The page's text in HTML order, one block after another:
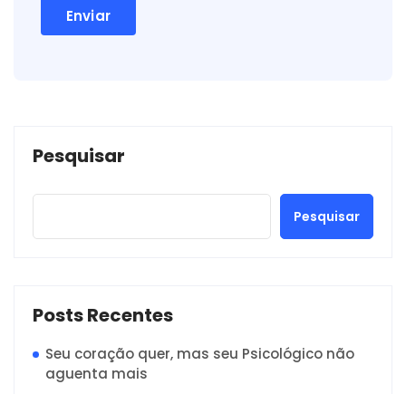
Pesquisar
Pesquisar
Posts Recentes
Seu coração quer, mas seu Psicológico não
aguenta mais